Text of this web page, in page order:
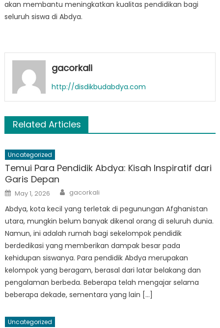
akan membantu meningkatkan kualitas pendidikan bagi
seluruh siswa di Abdya.
gacorkali
http://disdikbudabdya.com
Related Articles
Uncategorized
Temui Para Pendidik Abdya: Kisah Inspiratif dari
Garis Depan
Posted
on
May 1, 2026 Author
gacorkali
Abdya, kota kecil yang terletak di pegunungan Afghanistan
utara, mungkin belum banyak dikenal orang di seluruh dunia.
Namun, ini adalah rumah bagi sekelompok pendidik
berdedikasi yang memberikan dampak besar pada
kehidupan siswanya. Para pendidik Abdya merupakan
kelompok yang beragam, berasal dari latar belakang dan
pengalaman berbeda. Beberapa telah mengajar selama
beberapa dekade, sementara yang lain […]
Uncategorized